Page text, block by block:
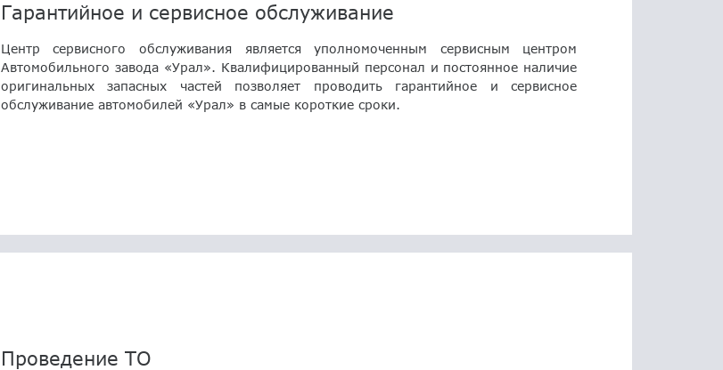
Гарантийное и сервисное обслуживание
Центр сервисного обслуживания является уполномоченным сервисным центром
Автомобильного завода «Урал». Квалифицированный персонал и постоянное наличие
оригинальных запасных частей позволяет проводить гарантийное и сервисное
обслуживание автомобилей «Урал» в самые короткие сроки.
Проведение ТО